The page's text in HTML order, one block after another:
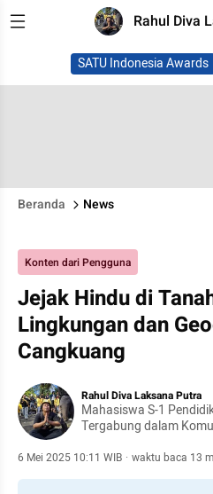
Rahul Diva
SATU Indonesia Awards
Beranda News
Konten dari Pengguna
Jejak Hindu di
Lingkungan dan
Cangkuang
Rahul Diva Laksana Putra
Mahasiswa S-1
Tergabung dalam
6 Mei 2025 10:11 WIB · waktu baca 13